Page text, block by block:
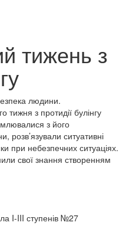
тижень з
людини.
тижня з протидії булінгу
з його
розв’язували ситуативні
при небезпечних ситуаціях.
свої знання створенням
I-III ступенів №27